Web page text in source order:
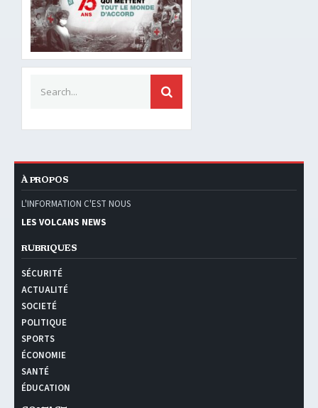
À PROPOS
L'INFORMATION C'EST NOUS
LES VOLCANS NEWS
RUBRIQUES
SÉCURITÉ
ACTUALITÉ
SOCIETÉ
POLITIQUE
SPORTS
ÉCONOMIE
SANTÉ
ÉDUCATION